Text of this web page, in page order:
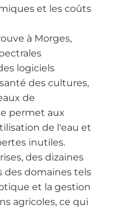
et les coûts
à Morges,
logiciels
des cultures,
de
permet aux
de l'eau et
inutiles.
des dizaines
des domaines tels
et la gestion
agricoles, ce qui